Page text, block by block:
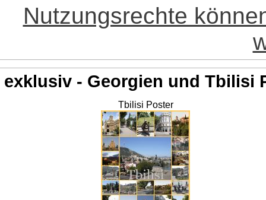
Nutzungsrechte
exklusiv - Georgien und Tbilisi
Tbilisi Poster